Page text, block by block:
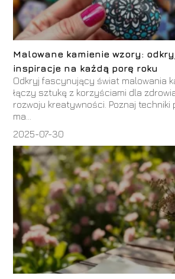
Malowane kamienie wzory:
inspiracje na każdą porę roku
Odkryj fascynujący świat malowania
łączy sztukę z korzyściami dla
rozwoju kreatywności. Poznaj techniki
ma...
2025-07-30